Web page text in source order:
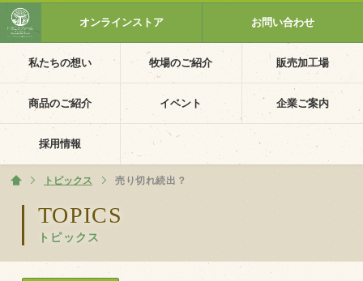
私たちの想い 牧場のご紹介 販売加工場
商品のご紹介 イベント 企業ご案内
採用情報
オンラインストア お問い合わせ
TOPICS
トピックス
ホーム
トピックス 売り切れ続出？
ホーム
私たちの想い
PV動画
イベントカレンダー
イベント一覧
採用情報
企業ご案内